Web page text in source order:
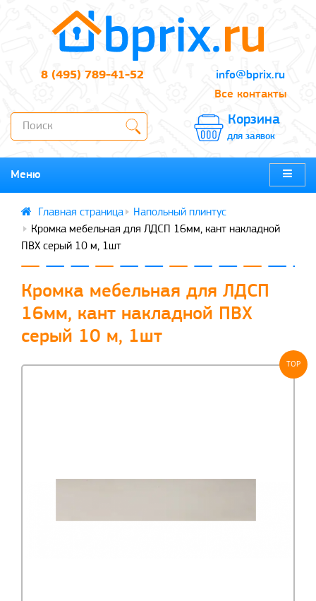
8 (495) 789-41-52
info@bprix.ru
Все контакты
Корзина
для заявок
Меню
Напольный плинтус
Кромка мебельная для ЛДСП 16мм, кант накладной
ПВХ серый 10 м, 1шт
Кромка мебельная для ЛДСП
16мм, кант накладной ПВХ
серый 10 м, 1шт
TOP